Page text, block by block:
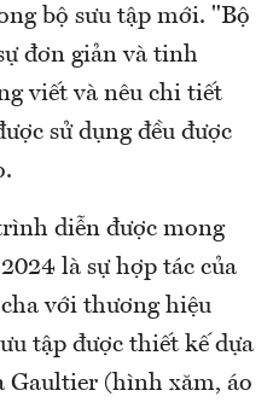
bộ sưu tập mới. "Bộ
đơn giản và tinh
viết và nêu chi tiết
sử dụng đều được
diễn được mong
là sự hợp tác của
với thương hiệu
tập được thiết kế dựa
Gaultier (hình xăm, áo